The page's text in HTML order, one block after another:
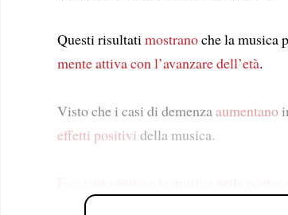
Questi risultati mostranoche la musica
mente attivacon l’avanzare dell’età.
Visto che i casi di demenza aumentano
effetti positivi della musica.